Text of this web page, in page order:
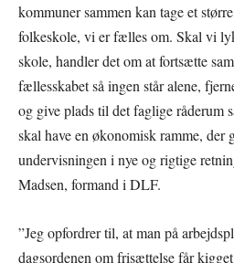
kommuner sammen kan tage et
folkeskole, vi er fælles om. Skal vi
skole, handler det om at fortsætte
fællesskabet så ingen står alene,
og give plads til det faglige råderum
skal have en økonomisk ramme,
undervisningen i nye og rigtige
Madsen, formand i DLF.
”Jeg opfordrer til, at man på
dagsordenen om frisættelse får